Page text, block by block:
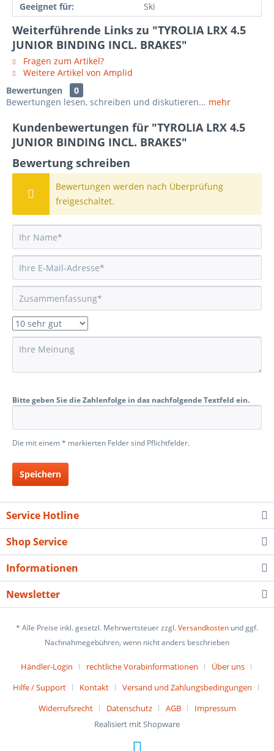
Geeignet für:
Ski
Weiterführende Links zu "TYROLIA LRX 4.5
JUNIOR BINDING INCL. BRAKES"
Fragen zum Artikel?
Weitere Artikel von Amplid
Bewertungen
0
Bewertungen lesen, schreiben und diskutieren... mehr
Kundenbewertungen für "TYROLIA LRX 4.5
JUNIOR BINDING INCL. BRAKES"
Bewertung schreiben
Bewertungen werden nach Überprüfung
freigeschaltet.
Bitte geben Sie die Zahlenfolge in das nachfolgende Textfeld ein.
Die mit einem * markierten Felder sind Pflichtfelder.
Speichern
Service Hotline
Shop Service
Informationen
Newsletter
* Alle Preise inkl. gesetzl. Mehrwertsteuer zzgl.Versandkosten und ggf.
Nachnahmegebühren, wenn nicht anders beschrieben
Händler-Login rechtliche Vorabinformationen
Über uns
Hilfe / Support
Kontakt
Versand und Zahlungsbedingungen
Widerrufsrecht
Datenschutz AGB
Impressum
Realisiert mit Shopware